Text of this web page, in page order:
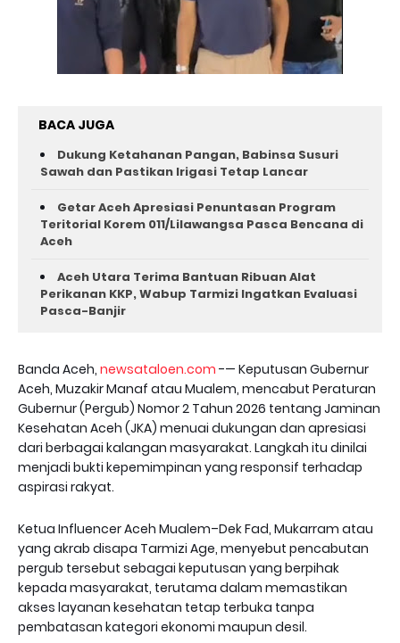
BACA JUGA
Dukung Ketahanan Pangan, Babinsa Susuri
Sawah dan Pastikan Irigasi Tetap Lancar
Getar Aceh Apresiasi Penuntasan Program
Teritorial Korem 011/Lilawangsa Pasca Bencana di
Aceh ‎
Aceh Utara Terima Bantuan Ribuan Alat
Perikanan KKP, Wabup Tarmizi Ingatkan Evaluasi
Pasca-Banjir
Banda Aceh, newsataloen.com -— Keputusan Gubernur
Aceh, Muzakir Manaf atau Mualem, mencabut Peraturan
Gubernur (Pergub) Nomor 2 Tahun 2026 tentang Jaminan
Kesehatan Aceh (JKA) menuai dukungan dan apresiasi
dari berbagai kalangan masyarakat. Langkah itu dinilai
menjadi bukti kepemimpinan yang responsif terhadap
aspirasi rakyat.
Ketua Influencer Aceh Mualem–Dek Fad, Mukarram atau
yang akrab disapa Tarmizi Age, menyebut pencabutan
pergub tersebut sebagai keputusan yang berpihak
kepada masyarakat, terutama dalam memastikan
akses layanan kesehatan tetap terbuka tanpa
pembatasan kategori ekonomi maupun desil.